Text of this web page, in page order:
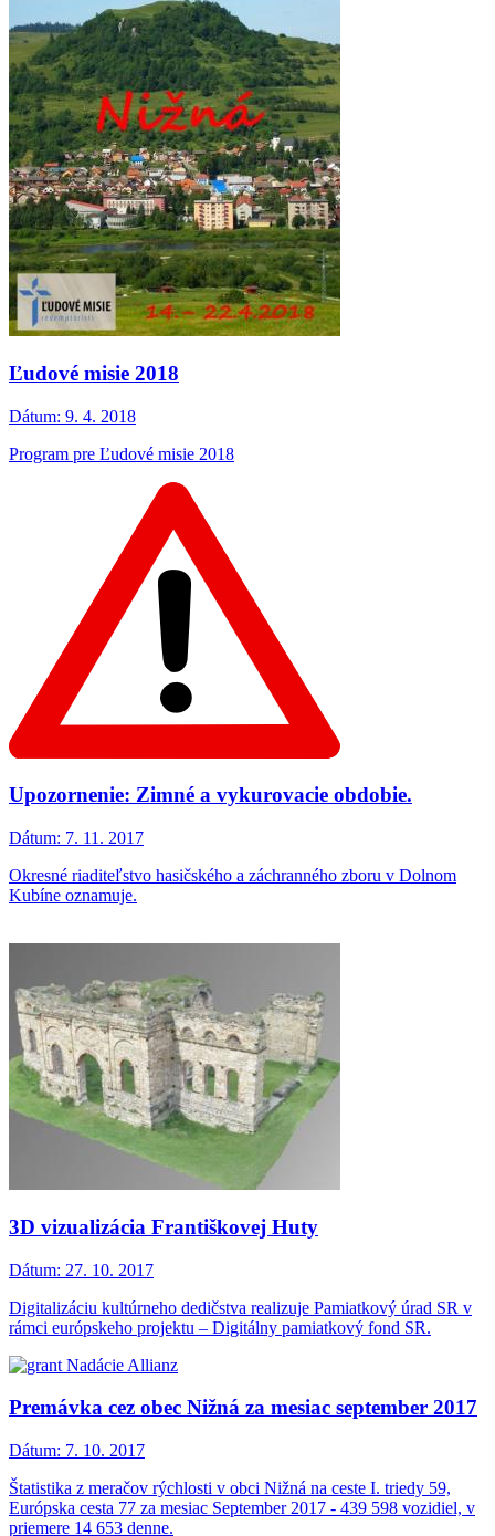
Ľudové misie 2018
Dátum: 9. 4. 2018
Program pre Ľudové misie 2018
Upozornenie: Zimné a vykurovacie obdobie.
Dátum: 7. 11. 2017
Okresné riaditeľstvo hasičského a záchranného zboru v Dolnom
Kubíne oznamuje.
3D vizualizácia Františkovej Huty
Dátum: 27. 10. 2017
Digitalizáciu kultúrneho dedičstva realizuje Pamiatkový úrad SR v
rámci európskeho projektu – Digitálny pamiatkový fond SR.
Premávka cez obec Nižná za mesiac september 2017
Dátum: 7. 10. 2017
Štatistika z meračov rýchlosti v obci Nižná na ceste I. triedy 59,
Európska cesta 77 za mesiac September 2017 - 439 598 vozidiel, v
priemere 14 653 denne.